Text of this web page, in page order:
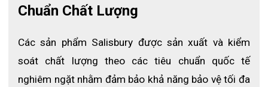
Chuẩn Chất Lượng
Các sản phẩm Salisbury được sản xuất và kiểm
soát chất lượng theo các tiêu chuẩn quốc tế
nghiêm ngặt nhằm đảm bảo khả năng bảo vệ tối đa